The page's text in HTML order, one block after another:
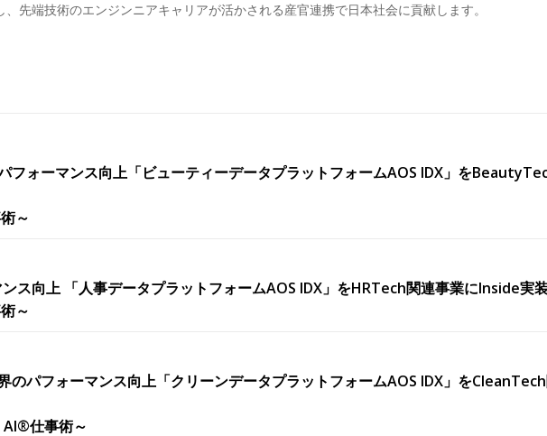
先端技術のエンジンニアキャリアが活かされる産官連携で日本社会に貢献します。
フォーマンス向上「ビューティーデータプラットフォームAOS IDX」を
～
ス向上 「人事データプラットフォームAOS IDX」をHRTech関連事業にInside実
～
パフォーマンス向上「クリーンデータプラットフォームAOS IDX」を
AI®仕事術～